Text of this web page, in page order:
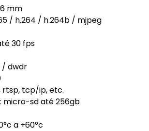
mm
/ h.264 / h.264b / mjpeg
30 fps
/ dwdr
rtsp, tcp/ip, etc.
micro-sd até 256gb
a +60°c